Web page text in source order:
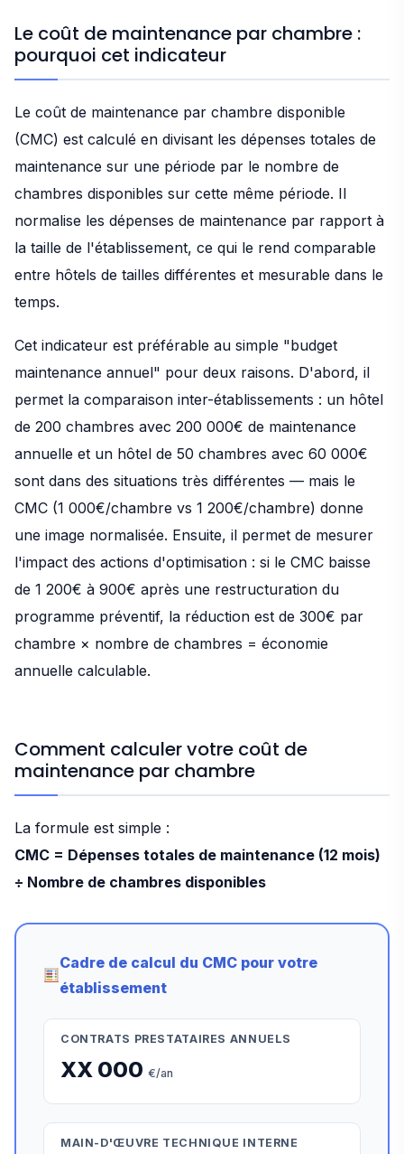
Le coût de maintenance par chambre :
pourquoi cet indicateur
Le coût de maintenance par chambre disponible
(CMC) est calculé en divisant les dépenses totales de
maintenance sur une période par le nombre de
chambres disponibles sur cette même période. Il
normalise les dépenses de maintenance par rapport à
la taille de l'établissement, ce qui le rend comparable
entre hôtels de tailles différentes et mesurable dans le
temps.
Cet indicateur est préférable au simple "budget
maintenance annuel" pour deux raisons. D'abord, il
permet la comparaison inter-établissements : un hôtel
de 200 chambres avec 200 000€ de maintenance
annuelle et un hôtel de 50 chambres avec 60 000€
sont dans des situations très différentes — mais le
CMC (1 000€/chambre vs 1 200€/chambre) donne
une image normalisée. Ensuite, il permet de mesurer
l'impact des actions d'optimisation : si le CMC baisse
de 1 200€ à 900€ après une restructuration du
programme préventif, la réduction est de 300€ par
chambre × nombre de chambres = économie
annuelle calculable.
Comment calculer votre coût de
maintenance par chambre
La formule est simple :
CMC = Dépenses totales de maintenance (12 mois)
÷ Nombre de chambres disponibles
Cadre de calcul du CMC pour votre
établissement
CONTRATS PRESTATAIRES ANNUELS
XX 000 €/an
MAIN-D'ŒUVRE TECHNIQUE INTERNE